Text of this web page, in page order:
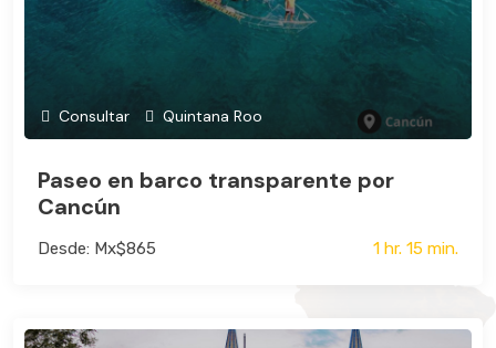
Consultar Quintana Roo
Paseo en barco transparente por
Cancún
Desde: Mx$865 1 hr. 15 min.